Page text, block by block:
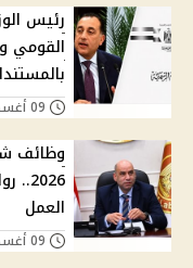
رئيس
القومي
وظائف
العمل